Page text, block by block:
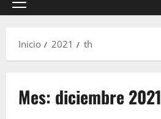
Menú
Inicio
2021 th
Mes: diciembre 2021